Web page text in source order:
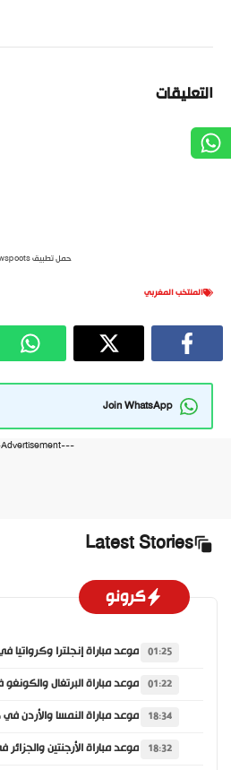
التعليقات
حمل تطبيق newspoots
المنتخب المغربي
Join WhatsApp
---Advertisement---
Latest Stories
كرونو
01:25
01:22
18:34
18:32